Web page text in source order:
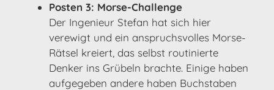
Posten 3: Morse-Challenge
Der Ingenieur Stefan hat sich hier
verewigt und ein anspruchsvolles Morse-
Rätsel kreiert, das selbst routinierte
Denker ins Grübeln brachte. Einige haben
aufgegeben andere haben Buchstaben